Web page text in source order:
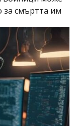
за смъртта им